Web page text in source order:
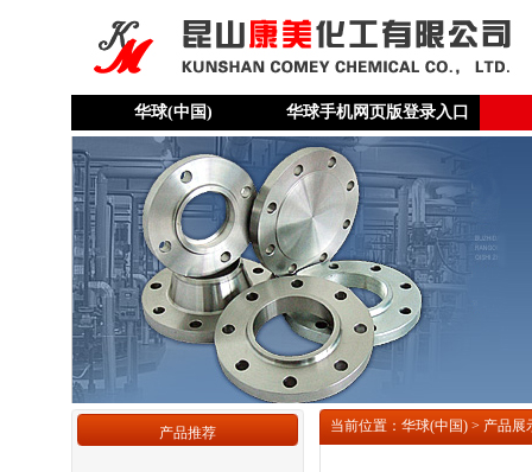
华球(中国) 华球手机网页版登录入口
产品推荐 当前位置：华球(中国) > 产品展